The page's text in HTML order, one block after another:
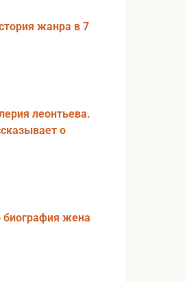
жанра в 7
леонтьева.
о
жена